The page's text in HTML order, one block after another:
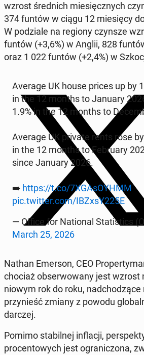
wzrost śred­nich mie­sięcz­nych
374 funtów w ciągu 12 mie­się­cy
W po­dzia­le na regiony czynsze
funtów (+3,6%) w Anglii, 828
oraz 1 022 funtów (+2,4%) w
Average UK house prices up by
in the 12 months to January
1.9% in the 12 months to
Average UK private rents rose
in the 12 months to Fe­bru­ary
since January 2026.
➡️ https://t.co/7XGA­sOYHMM
pic.twitter.com/IBZxsY225E
— Office for Na­tio­nal Sta­ti­stics
March 25, 2026
Nathan Emerson, CEO
chociaż ob­ser­wo­wa­ny jest
nio­wym rok do roku,
przy­nieść zmiany z powodu
dar­czej.
Pomimo sta­bil­nej in­fla­cji,
pro­cen­to­wych jest ogra­ni­czo­na,